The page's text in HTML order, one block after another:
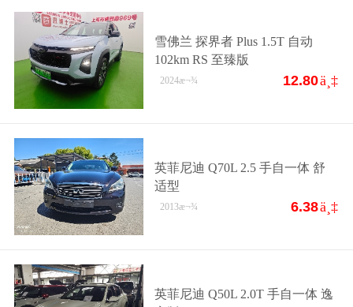
雪佛兰 探界者 Plus 1.5T 自动
102km RS 至臻版
12.80ä¸‡
2024æ¬¾
英菲尼迪 Q70L 2.5 手自一体 舒
适型
6.38ä¸‡
2013æ¬¾
英菲尼迪 Q50L 2.0T 手自一体 逸